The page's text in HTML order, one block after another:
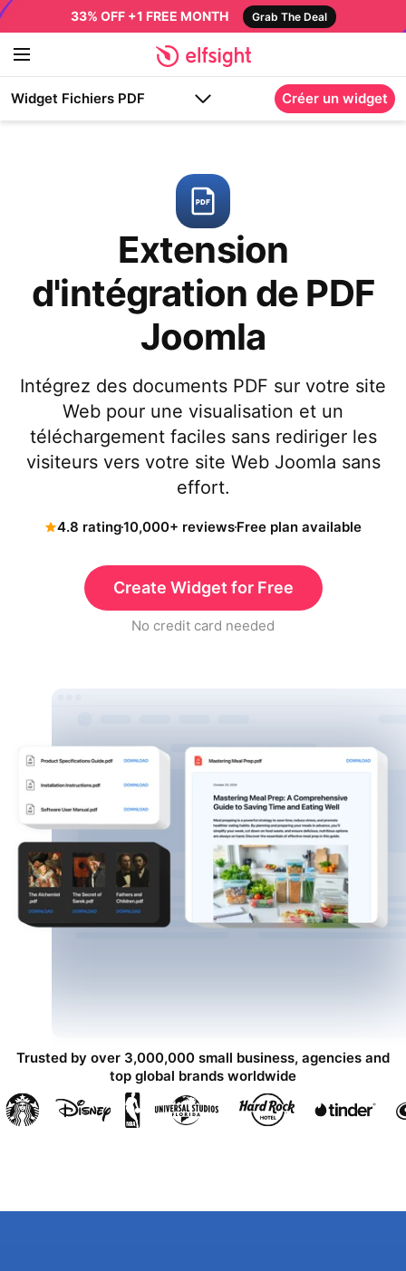
33% OFF +1 FREE MONTH Grab The Deal
Widget Fichiers PDF Créer un widget
Extension
d'intégration de PDF
Joomla
Intégrez des documents PDF sur votre site
Web pour une visualisation et un
téléchargement faciles sans rediriger les
visiteurs vers votre site Web Joomla sans
effort.
4.8 rating10,000+ reviewsFree plan available
Create Widget for Free
No credit card needed
Trusted by over 3,000,000 small business, agencies and
top global brands worldwide